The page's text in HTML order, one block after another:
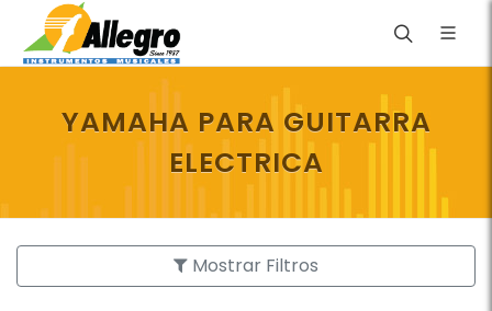
YAMAHA PARA GUITARRA
ELECTRICA
Mostrar Filtros